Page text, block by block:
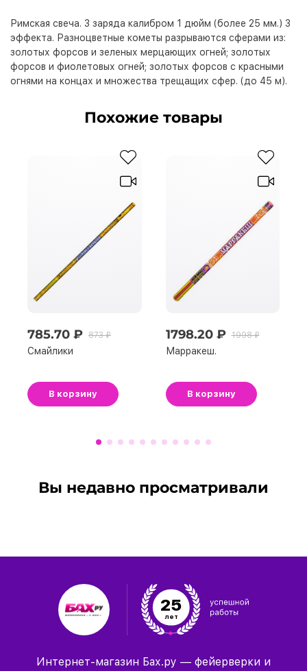
Римская свеча. 3 заряда калибром 1 дюйм (более 25 мм.) 3
эффекта. Разноцветные кометы разрываются сферами из:
золотых форсов и зеленых мерцающих огней; золотых
форсов и фиолетовых огней; золотых форсов с красными
огнями на концах и множества трещащих сфер. (до 45 м).
Похожие товары
785.70 ₽ 873 ₽
Смайлики
В корзину
1798.20 ₽ 1998 ₽
Марракеш.
В корзину
Вы недавно просматривали
25
лет
Интернет-магазин Бах.ру — фейерверки и